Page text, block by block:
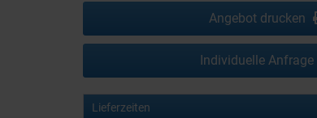
Angebot drucken
Individuelle Anfrage
Lieferzeiten